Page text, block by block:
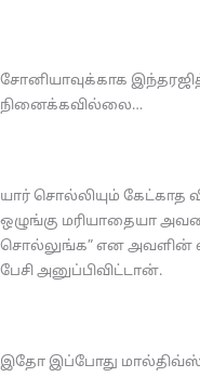
சோனியாவுக்காக
நினைக்கவில்லை…
யார் சொல்லியும்
ஒழுங்கு மரியாதையா
சொல்லுங்க” என அவளின்
பேசி அனுப்பிவிட்டான்.
இதோ இப்போது